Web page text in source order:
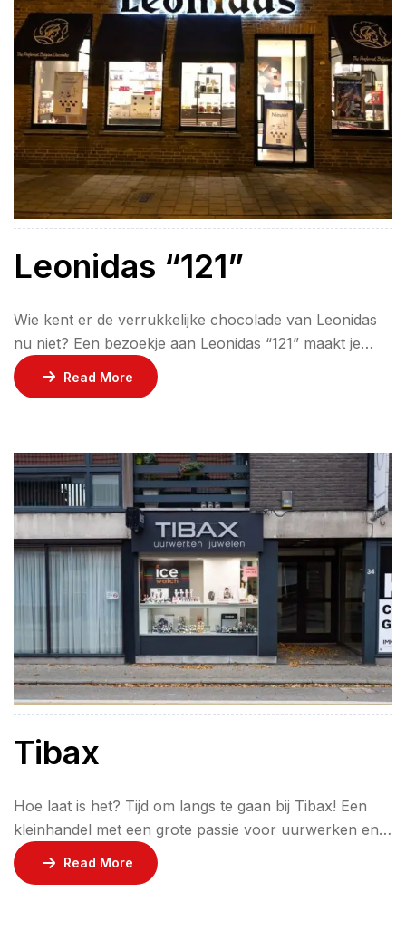
Leonidas “121”
Wie kent er de verrukkelijke chocolade van Leonidas
nu niet? Een bezoekje aan Leonidas “121” maakt je
hele dag goed! Zelfs je hele week als je niet meteen alle
chocola opsmult. Verras jezelf of iemand anders met
Read More
Tibax
Hoe laat is het? Tijd om langs te gaan bij Tibax! Een
kleinhandel met een grote passie voor uurwerken en
juwelen. Als meester uurwerkmaken, kan je er ook
terecht voor alle herstellingen aan uurwerken en
Read More